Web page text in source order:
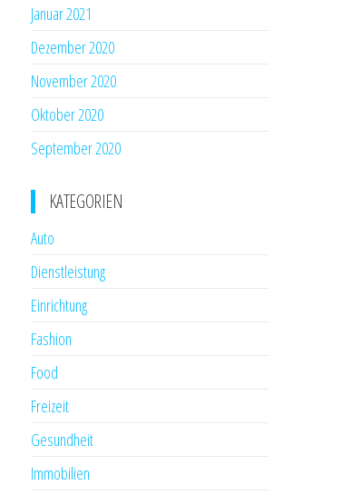
Januar 2021
Dezember 2020
November 2020
Oktober 2020
September 2020
KATEGORIEN
Auto
Dienstleistung
Einrichtung
Fashion
Food
Freizeit
Gesundheit
Immobilien